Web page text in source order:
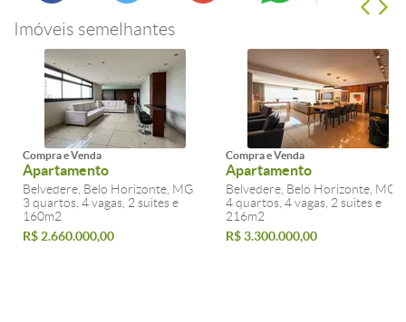
Imóveis semelhantes
Compra e Venda
Apartamento
Belvedere, Belo Horizonte, MG
3 quartos, 4 vagas, 2 suites e
160m2
R$ 2.660.000,00
Compra e Venda
Apartamento
Belvedere, Belo Horizonte, MG
4 quartos, 4 vagas, 2 suites e
216m2
R$ 3.300.000,00